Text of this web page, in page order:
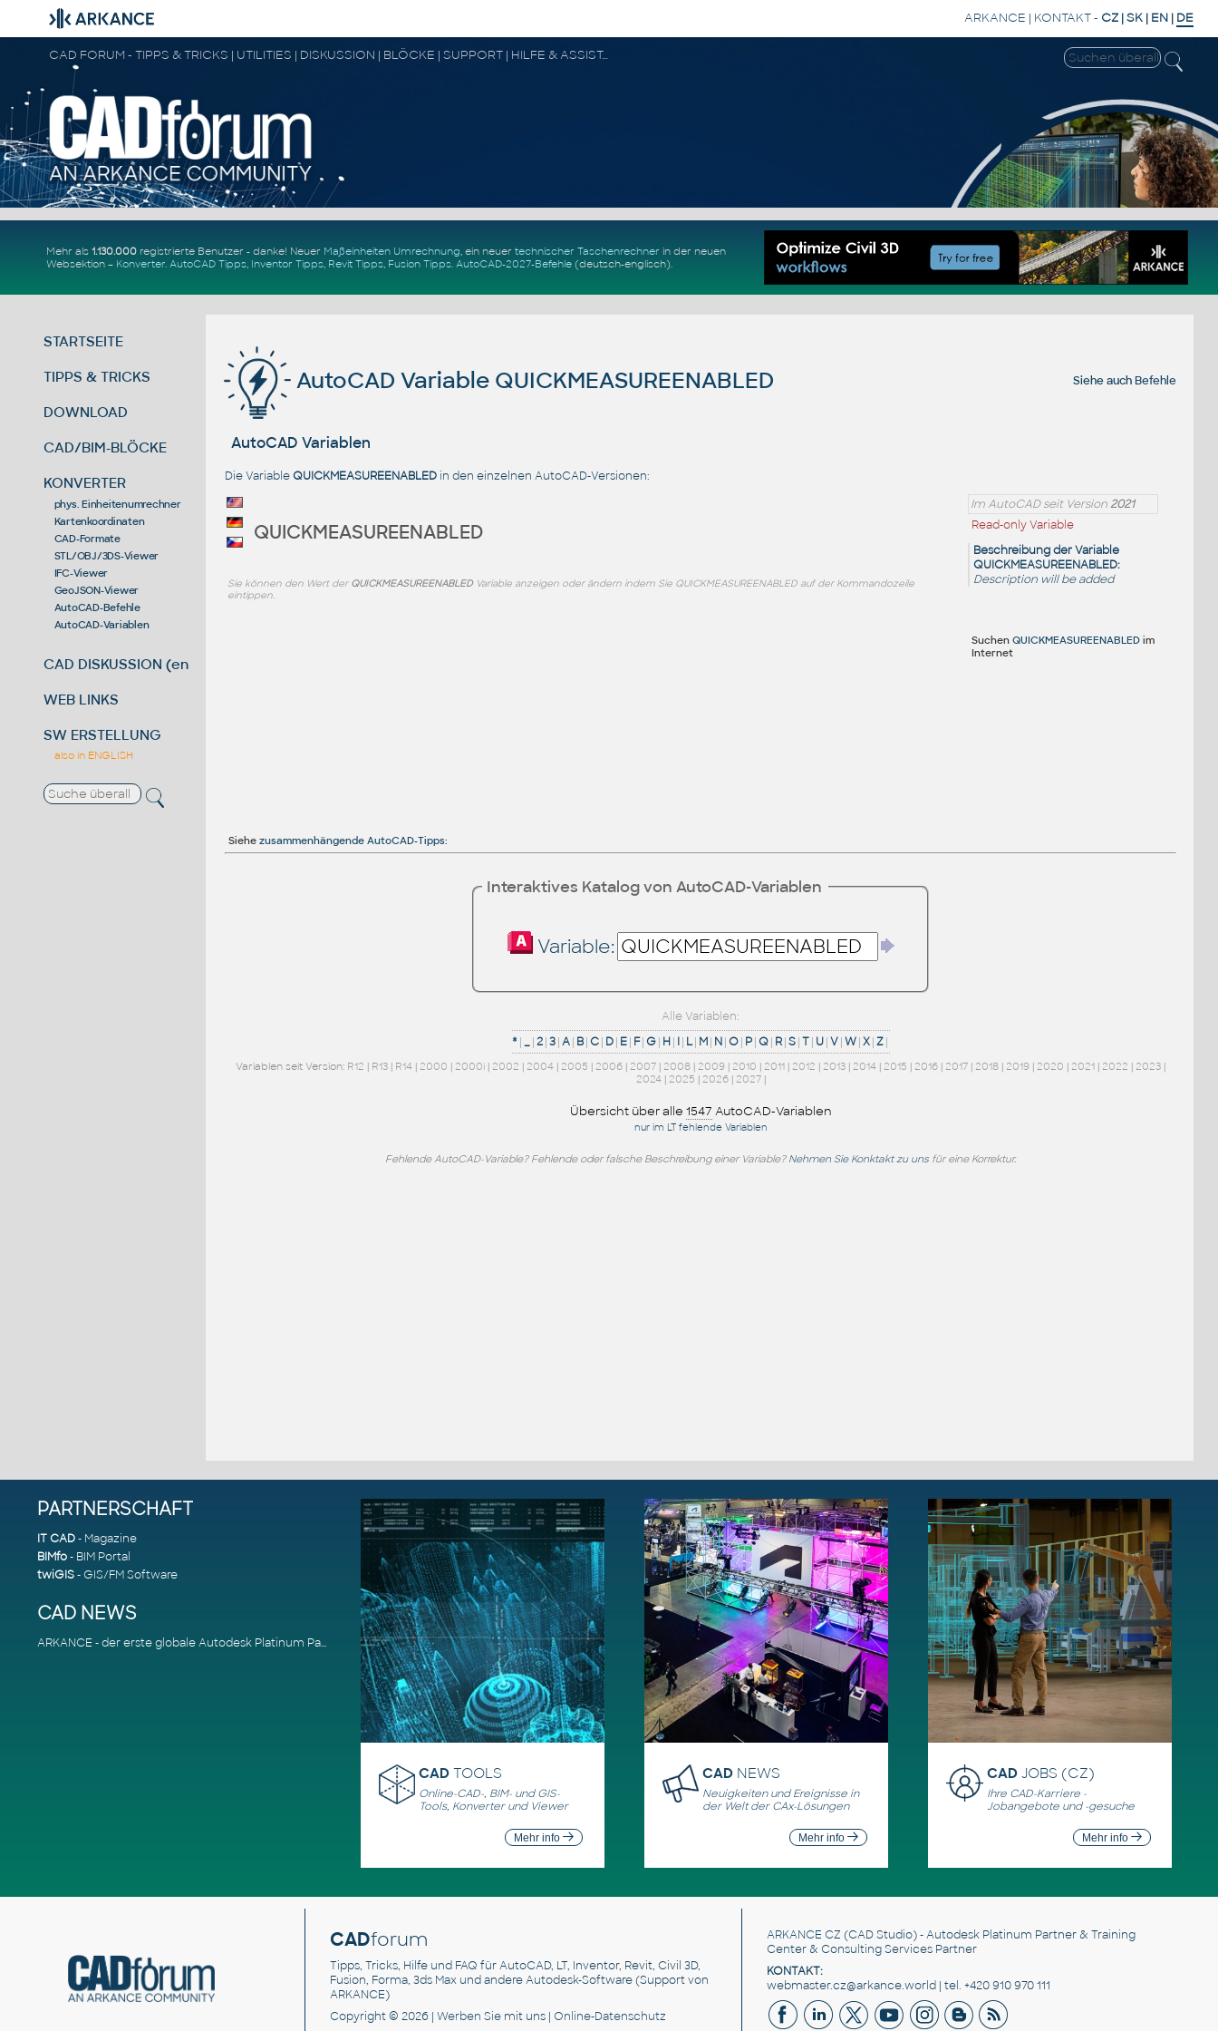
ARKANCE | KONTAKT- CZ |SK | EN | DE
CAD FORUM - TIPPS & TRICKS | UTILITIES | DISKUSSION | BLÖCKE | SUPPORT | HILFE & ASSISTANCE
Mehr als 1.130.000registrierte Benutzer - danke! Neuer Maßeinheiten Umrechnung, ein neuer technischer Taschenrechner in der neuen
Websektion – Konverter. AutoCAD Tipps, Inventor Tipps, Revit Tipps, Fusion Tipps. AutoCAD-2027-Befehle(deutsch-englisch).
STARTSEITE
TIPPS & TRICKS
DOWNLOAD
CAD/BIM-BLÖCKE
KONVERTER
phys. Einheitenumrechner
Kartenkoordinaten
CAD-Formate
STL/OBJ/3DS-Viewer
IFC-Viewer
GeoJSON-Viewer
AutoCAD-Befehle
AutoCAD-Variablen
CAD DISKUSSION (en)
WEB LINKS
SW ERSTELLUNG
also in ENGLISH
Siehe auchBefehle
AutoCAD Variable QUICKMEASUREENABLED
AutoCAD Variablen
Die VariableQUICKMEASUREENABLEDin den einzelnen AutoCAD-Versionen:
Im AutoCAD seit Version 2021
Read-only Variable
Beschreibung der Variable
QUICKMEASUREENABLED:
Description will be added
SuchenQUICKMEASUREENABLED im
Internet
QUICKMEASUREENABLED
Sie können den Wert der QUICKMEASUREENABLEDVariable anzeigen oder ändern indem Sie QUICKMEASUREENABLED auf der Kommandozeile
eintippen.
Siehe zusammenhängende AutoCAD-Tipps:
Interaktives Katalog von AutoCAD-Variablen
Variable:
Alle Variablen:
* | _ |2 |3 |A | B |C | D | E | F |G | H | I | L | M | N |O | P |Q | R |S |T | U |V |W |X |Z |
Variablen seit Version: R12 | R13 | R14 | 2000 | 2000i | 2002 | 2004 | 2005 | 2006 | 2007 | 2008 | 2009 | 2010 | 2011 | 2012 | 2013 | 2014 | 2015 | 2016 | 2017 | 2018 | 2019 | 2020 | 2021 | 2022 | 2023 |
2024| 2025 | 2026| 2027|
Übersicht über alle 1547 AutoCAD-Variablen
nur im LT fehlende Variablen
Fehlende AutoCAD-Variable? Fehlende oder falsche Beschreibung einer Variable? Nehmen Sie Konktakt zu uns für eine Korrektur.
PARTNERSCHAFT
IT CAD- Magazine
BIMfo- BIM Portal
twiGIS- GIS/FM Software
CAD NEWS
ARKANCE - der erste globale Autodesk Platinum Partner
CAD TOOLS
Online-CAD-, BIM- und GIS-
Tools, Konverter und Viewer
Mehr info
CAD NEWS
Neuigkeiten und Ereignisse in
der Welt der CAx-Lösungen
Mehr info
CADJOBS (CZ)
Ihre CAD-Karriere -
Jobangebote und -gesuche
Mehr info
CADforum
Tipps, Tricks, Hilfe und FAQ für AutoCAD, LT, Inventor, Revit, Civil 3D,
Fusion, Forma, 3ds Max und andere Autodesk-Software (Support von
ARKANCE)
Copyright © 2026 | Werben Siemit uns | Online-Datenschutz
ARKANCE CZ (CAD Studio) - Autodesk Platinum Partner & Training
Center & Consulting Services Partner
KONTAKT:
webmaster.cz@arkance.world | tel. +420 910 970 111